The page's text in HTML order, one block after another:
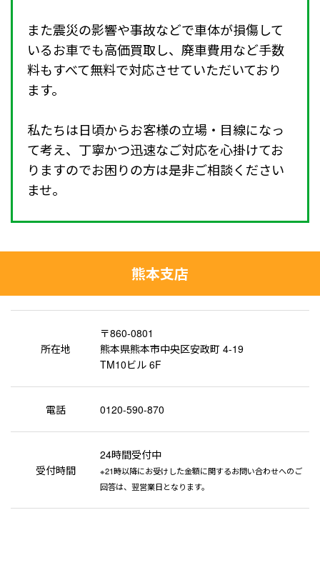
また震災の影響や事故などで車体が損傷して
いるお車でも高価買取し、廃車費用など手数
料もすべて無料で対応させていただいており
ます。
私たちは日頃からお客様の立場・目線になっ
て考え、丁寧かつ迅速なご対応を心掛けてお
りますのでお困りの方は是非ご相談ください
ませ。
熊本支店
所在地
〒860-0801
熊本県熊本市中央区安政町 4-19
TM10ビル 6F
電話 0120-590-870
受付時間
24時間受付中
※21時以降にお受けした金額に関するお問い合わせへのご
回答は、翌営業日となります。